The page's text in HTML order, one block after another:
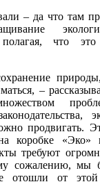
– да что там
полагая, что это
–
продвигать.
коробке
требуют
сожалению, мы
отошли от